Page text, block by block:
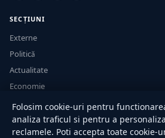
SECȚIUNI
Externe
Politică
Actualitate
Economie
Sănătate
Utile
Folosim cookie-uri pentru
analiza traficul si pentru a
reclamele. Poti accepta toate cookie-